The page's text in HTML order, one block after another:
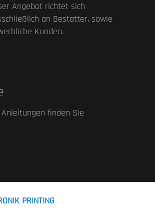
Angebot richtet sich
an Bestatter, sowie
Kunden.
Anleitungen finden Sie
PRINTING